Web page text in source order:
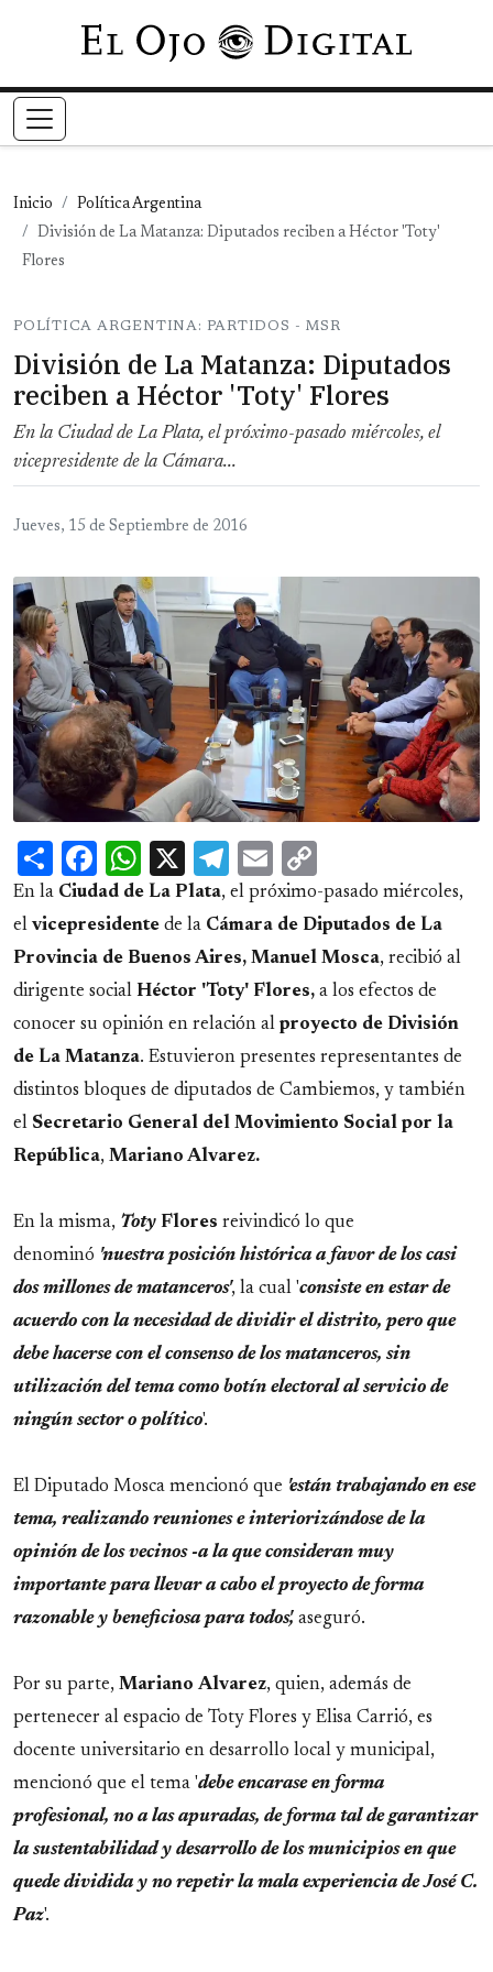
Pasar al contenido principal
Inicio
Política Argentina
División de La Matanza: Diputados reciben a Héctor 'Toty'
Flores
POLÍTICA ARGENTINA: PARTIDOS - MSR
División de La Matanza: Diputados
reciben a Héctor 'Toty' Flores
En la Ciudad de La Plata, el próximo-pasado miércoles, el
vicepresidente de la Cámara...
Jueves, 15 de Septiembre de 2016
ShareFacebook
WhatsApp
X Telegram
Email
Link
En la Ciudad de La Plata, el próximo-pasado miércoles,
el vicepresidente de la Cámara de Diputados de La
Provincia de Buenos Aires, Manuel Mosca, recibió al
dirigente social Héctor 'Toty' Flores, a los efectos de
conocer su opinión en relación al proyecto de División
de La Matanza. Estuvieron presentes representantes de
distintos bloques de diputados de Cambiemos, y también
el Secretario General del Movimiento Social por la
República, Mariano Alvarez.
En la misma, Toty Flores reivindicó lo que
denominó 'nuestra posición histórica a favor de los casi
dos millones de matanceros', la cual 'consiste en estar de
acuerdo con la necesidad de dividir el distrito, pero que
debe hacerse con el consenso de los matanceros, sin
utilización del tema como botín electoral al servicio de
ningún sector o político'.
El Diputado Mosca mencionó que 'están trabajando en ese
tema, realizando reuniones e interiorizándose de la
opinión de los vecinos -a la que consideran muy
importante para llevar a cabo el proyecto de forma
razonable y beneficiosa para todos', aseguró.
Por su parte, Mariano Alvarez, quien, además de
pertenecer al espacio de Toty Flores y Elisa Carrió, es
docente universitario en desarrollo local y municipal,
mencionó que el tema 'debe encarase en forma
profesional, no a las apuradas, de forma tal de garantizar
la sustentabilidad y desarrollo de los municipios en que
quede dividida y no repetir la mala experiencia de José C.
Paz'.